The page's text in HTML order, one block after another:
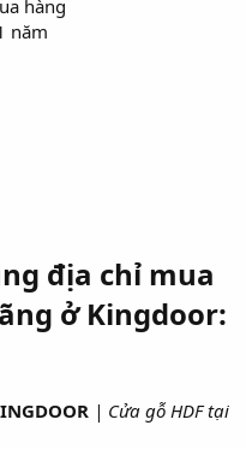
hàng
năm
địa chỉ mua
ở Kingdoor:
| Cửa gỗ HDF tại